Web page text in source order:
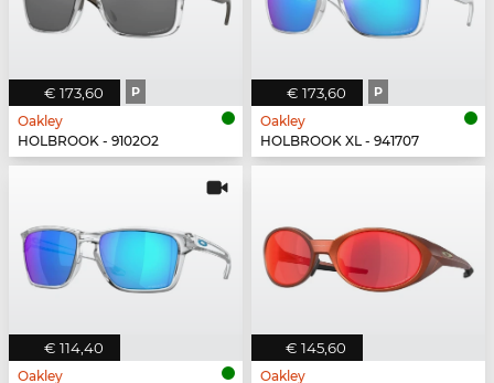
€ 173,60 P
Oakley
HOLBROOK - 9102O2
€ 173,60 P
Oakley
HOLBROOK XL - 941707
€ 114,40
Oakley
€ 145,60
Oakley